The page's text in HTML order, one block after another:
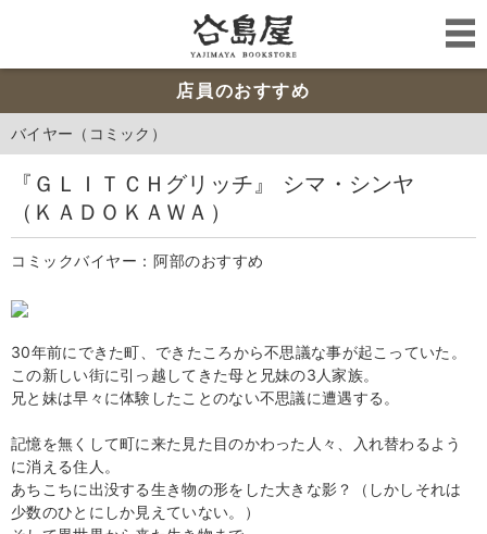
店員のおすすめ
バイヤー（コミック）
『ＧＬＩＴＣＨグリッチ』 シマ・シンヤ
（ＫＡＤＯＫＡＷＡ）
コミックバイヤー：阿部のおすすめ
30年前にできた町、できたころから不思議な事が起こっていた。
この新しい街に引っ越してきた母と兄妹の3人家族。
兄と妹は早々に体験したことのない不思議に遭遇する。
記憶を無くして町に来た見た目のかわった人々、入れ替わるよう
に消える住人。
あちこちに出没する生き物の形をした大きな影？（しかしそれは
少数のひとにしか見えていない。）